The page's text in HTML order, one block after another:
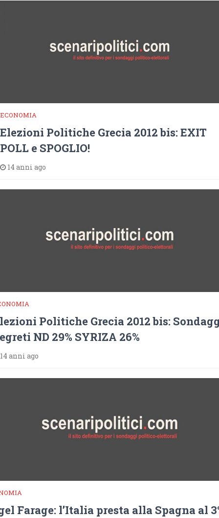
ECONOMIA
Elezioni Politiche Grecia 2012 bis: EXIT
POLL e SPOGLIO!
14 anni ago
Politiche Grecia 2012 bis:
ND 29% SYRIZA 26%
anni ago
Farage: l’Italia presta alla Spagna al